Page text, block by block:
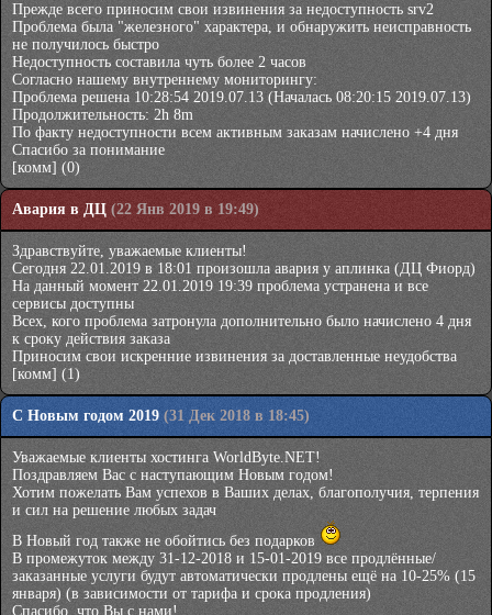
Прежде всего приносим свои извинения за недоступность srv2
Проблема была "железного" характера, и обнаружить неисправность
не получилось быстро
Недоступность составила чуть более 2 часов
Согласно нашему внутреннему мониторингу:
Проблема решена 10:28:54 2019.07.13 (Началась 08:20:15 2019.07.13)
Продолжительность: 2h 8m
По факту недоступности всем активным заказам начислено +4 дня
Спасибо за понимание
[комм] (0)
Авария в ДЦ (22 Янв 2019 в 19:49)
Здравствуйте, уважаемые клиенты!
Сегодня 22.01.2019 в 18:01 произошла авария у аплинка (ДЦ Фиорд)
На данный момент 22.01.2019 19:39 проблема устранена и все
сервисы доступны
Всех, кого проблема затронула дополнительно было начислено 4 дня
к сроку действия заказа
Приносим свои искренние извинения за доставленные неудобства
[комм] (1)
С Новым годом 2019 (31 Дек 2018 в 18:45)
Уважаемые клиенты хостинга WorldByte.NET!
Поздравляем Вас с наступающим Новым годом!
Хотим пожелать Вам успехов в Ваших делах, благополучия, терпения
и сил на решение любых задач
В Новый год также не обойтись без подарков
В промежуток между 31-12-2018 и 15-01-2019 все продлённые/
заказанные услуги будут автоматически продлены ещё на 10-25% (15
января) (в зависимости от тарифа и срока продления)
Спасибо, что Вы с нами!